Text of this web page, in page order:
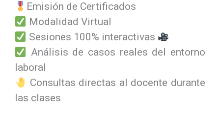
Emisión de Certificados
Modalidad Virtual
Sesiones 100% interactivas
Análisis de casos reales del entorno
laboral
Consultas directas al docente durante
las clases